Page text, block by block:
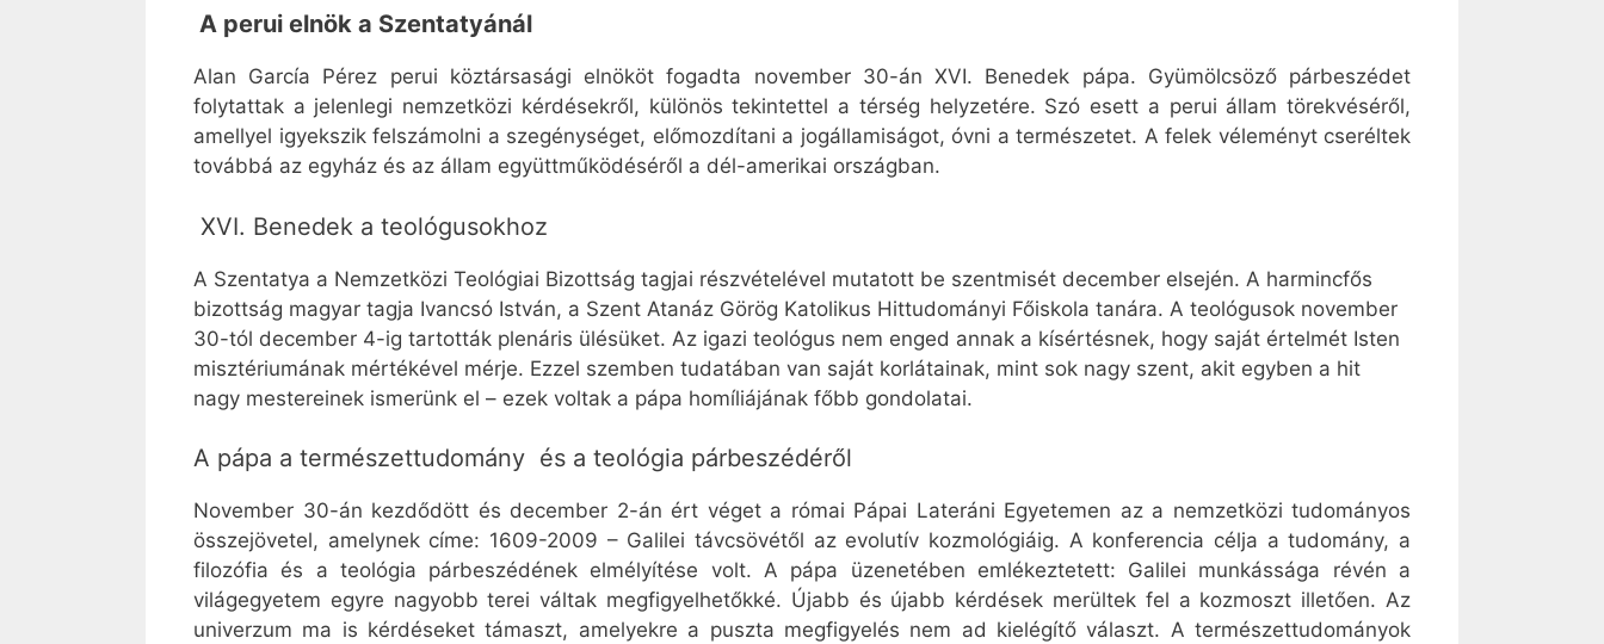
A perui elnök a Szentatyánál
Alan García Pérez perui köztársasági elnököt fogadta november 30-án XVI. Benedek pápa. Gyümölcsöző párbeszédet
folytattak a jelenlegi nemzetközi kérdésekről, különös tekintettel a térség helyzetére. Szó esett a perui állam törekvéséről,
amellyel igyekszik felszámolni a szegénységet, előmozdítani a jogállamiságot, óvni a természetet. A felek véleményt cseréltek
továbbá az egyház és az állam együttműködéséről a dél-amerikai országban.
XVI. Benedek a teológusokhoz
A Szentatya a Nemzetközi Teológiai Bizottság tagjai részvételével mutatott be szentmisét december elsején. A harmincfős
bizottság magyar tagja Ivancsó István, a Szent Atanáz Görög Katolikus Hittudományi Főiskola tanára. A teológusok november
30-tól december 4-ig tartották plenáris ülésüket. Az igazi teológus nem enged annak a kísértésnek, hogy saját értelmét Isten
misztériumának mértékével mérje. Ezzel szemben tudatában van saját korlátainak, mint sok nagy szent, akit egyben a hit
nagy mestereinek ismerünk el – ezek voltak a pápa homíliájának főbb gondolatai.
A pápa a természettudomány és a teológia párbeszédéről
November 30-án kezdődött és december 2-án ért véget a római Pápai Lateráni Egyetemen az a nemzetközi tudományos
összejövetel, amelynek címe: 1609-2009 – Galilei távcsövétől az evolutív kozmológiáig. A konferencia célja a tudomány, a
filozófia és a teológia párbeszédének elmélyítése volt. A pápa üzenetében emlékeztetett: Galilei munkássága révén a
világegyetem egyre nagyobb terei váltak megfigyelhetőkké. Újabb és újabb kérdések merültek fel a kozmoszt illetően. Az
univerzum ma is kérdéseket támaszt, amelyekre a puszta megfigyelés nem ad kielégítő választ. A természettudományok